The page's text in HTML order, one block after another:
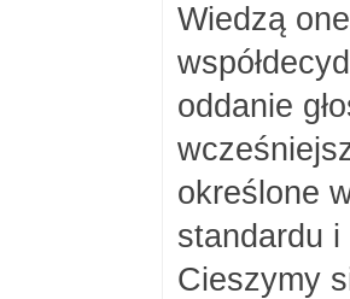
Wiedzą
oddanie
określone
standardu
Cieszymy